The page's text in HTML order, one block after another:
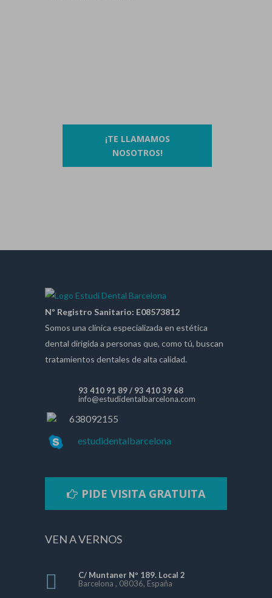
¡TE LLAMAMOS
NOSOTROS!
Nº Registro Sanitario: E08573812
Somos una clínica especializada en estética
dental dirigida a personas que, como tú, buscan
tratamientos dentales de alta calidad.
93 410 91 89/ 93 410 39 68
info@estudidentalbarcelona.com
638092155
estudidentalbarcelona
PIDE VISITA GRATUITA
VEN A VERNOS
C/ Muntaner Nº 189. Local 2
Barcelona , 08036, España